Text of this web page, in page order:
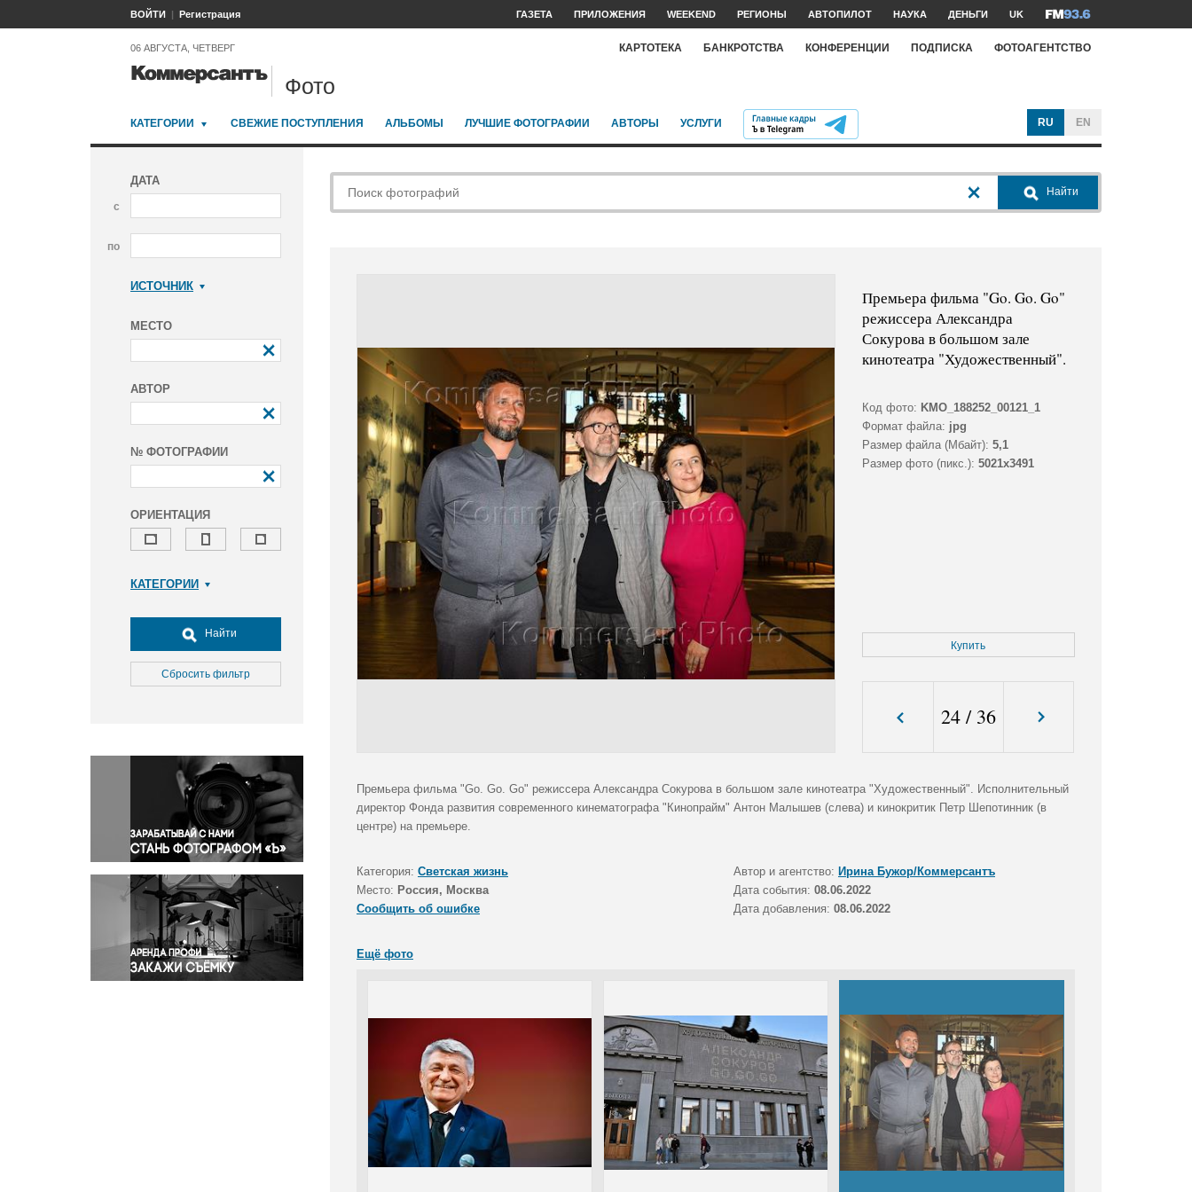
ВОЙТИ Регистрация ГАЗЕТА ПРИЛОЖЕНИЯ WEEKEND РЕГИОНЫ АВТОПИЛОТ НАУКА ДЕНЬГИ UK
06 АВГУСТА, ЧЕТВЕРГ КАРТОТЕКА БАНКРОТСТВА КОНФЕРЕНЦИИ ПОДПИСКА ФОТОАГЕНТСТВО
Фото
КАТЕГОРИИ СВЕЖИЕ ПОСТУПЛЕНИЯ АЛЬБОМЫ ЛУЧШИЕ ФОТОГРАФИИ АВТОРЫ УСЛУГИ RU EN
ДАТА
с
по
ИСТОЧНИК
МЕСТО
АВТОР
№ ФОТОГРАФИИ
ОРИЕНТАЦИЯ
КАТЕГОРИИ
Досуг, туризм и отдых
Культура
Медицина
Окружающая среда
Политика
Правосудие
Происшествия и конфликты
Религия
Светская жизнь
Спорт
Экология
Экономика и бизнес
Найти
Сбросить фильтр
Найти
Премьера фильма "Go. Go. Go"
режиссера Александра
Сокурова в большом зале
кинотеатра "Художественный".
Код фото: KMO_188252_00121_1
Формат файла: jpg
Размер файла (Мбайт): 5,1
Размер фото (пикс.): 5021x3491
Купить
24/ 36
Премьера фильма "Go. Go. Go" режиссера Александра Сокурова в большом зале кинотеатра "Художественный". Исполнительный
директор Фонда развития современного кинематографа "Кинопрайм" Антон Малышев (слева) и кинокритик Петр Шепотинник (в
центре) на премьере.
Категория: Светская жизнь Автор и агентство: Ирина Бужор/Коммерсантъ
Место: Россия, Москва Дата события: 08.06.2022
Сообщить об ошибке
Дата добавления: 08.06.2022
Ещё фото